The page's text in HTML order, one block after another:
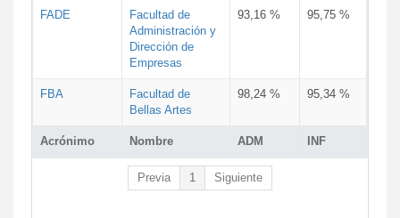
Acrónimo Nombre ADM INF
FADE
Facultad de
Administración y
Dirección de
Empresas
93,16 % 95,75 %
FBA
Facultad de
Bellas Artes
98,24 % 95,34 %
Previa 1 Siguiente